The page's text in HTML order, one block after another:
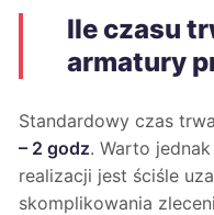
Ile czasu
armatury
Standardowy czas
– 2 godz. Warto
realizacji jest ściśle
skomplikowania